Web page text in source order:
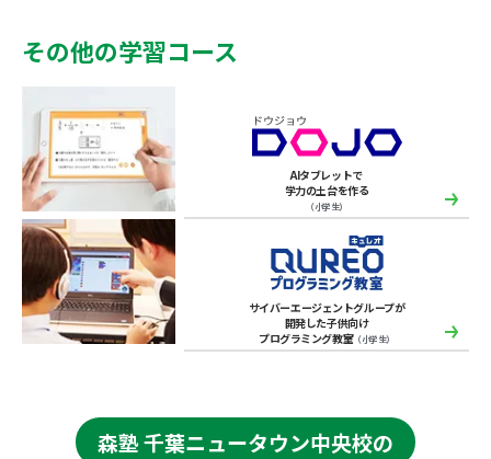
その他の学習コース
AIタブレットで
学力の土台を作る
（小学生）
サイバーエージェントグループが
開発した子供向け
プログラミング教室（小学生）
森塾 千葉ニュータウン中央校の